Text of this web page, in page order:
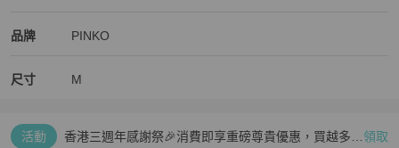
品牌
PINKO 精品女裝品牌介紹
PINKO
PINKO 推薦清單
尺寸 M
活動
香港三週年感謝祭🎉消費即享重磅尊貴優惠，買越多、 領取